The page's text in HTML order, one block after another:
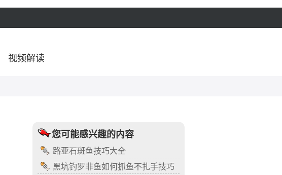
视频解读
您可能感兴趣的内容
路亚石斑鱼技巧大全
黑坑钓罗非鱼如何抓鱼不扎手技巧